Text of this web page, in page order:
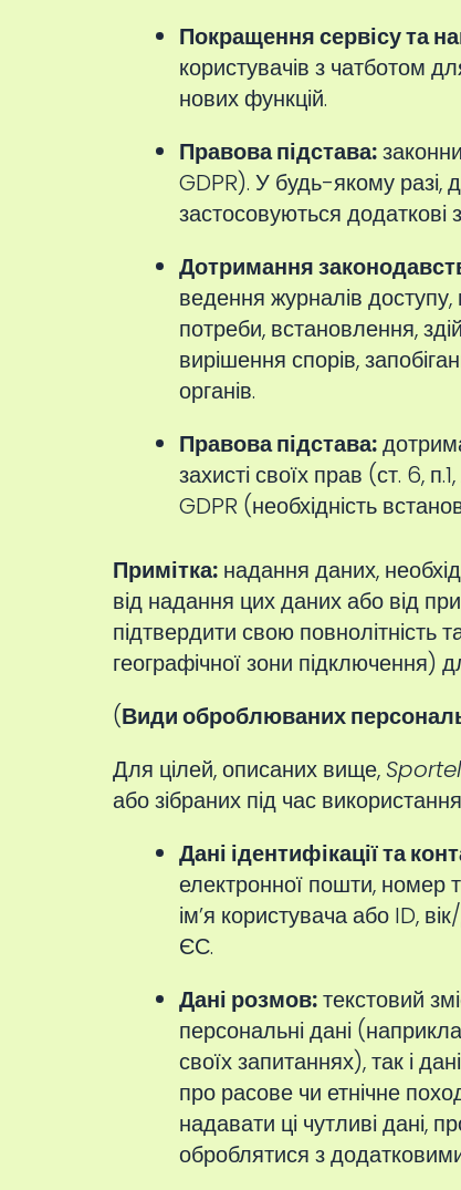
Покращення сервісу та
користувачів з чатботом
нових функцій.
Правова підстава:
GDPR). У будь-якому разі,
застосовуються додаткові
Дотримання
ведення журналів доступу,
потреби, встановлення,
вирішення спорів,
органів.
Правова підстава:
захисті своїх прав (ст. 6,
GDPR (необхідність
Примітка: надання даних,
від надання цих даних або від
підтвердити свою повнолітність
географічної зони підключення)
(Види оброблюваних
Для цілей, описаних вище,
або зібраних під час
Дані ідентифікації та
електронної пошти,
ім’я користувача або ID,
ЄС.
Дані розмов:текстовий
персональні дані
своїх запитаннях), так і
про расове чи етнічне
надавати ці чутливі дані,
оброблятися з